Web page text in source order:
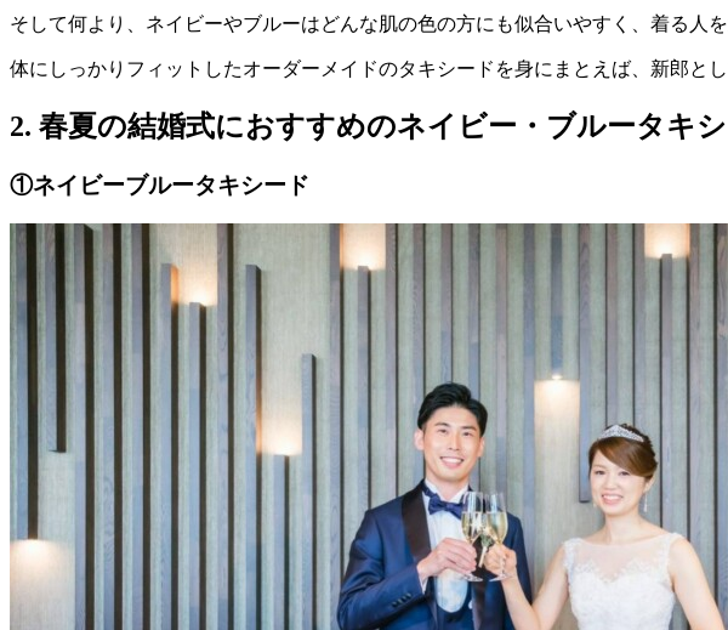
そして何より、ネイビーやブルーはどんな肌の色の方にも似合いやすく、着る人を
体にしっかりフィットしたオーダーメイドのタキシードを身にまとえば、新郎と
2. 春夏の結婚式におすすめのネイビー・ブルータキ
①ネイビーブルータキシード